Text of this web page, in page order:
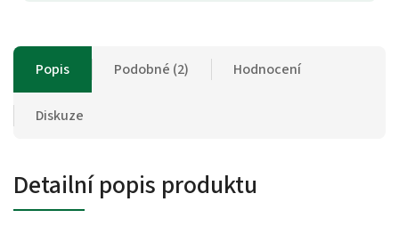
Popis Podobné (2) Hodnocení
Diskuze
Detailní popis produktu